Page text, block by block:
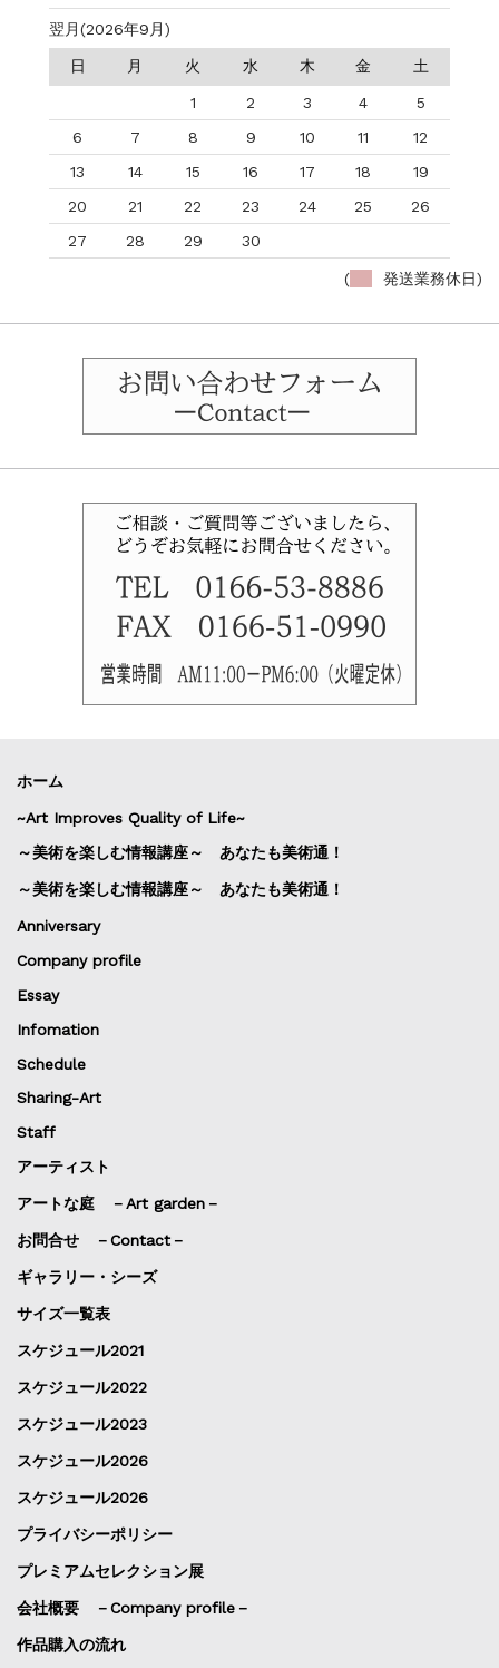
翌月(2026年9月)
日 月 火 水 木 金 土
1 2 3 4
5
6
7 8 9 10 11
12
13
14 15 16 17 18
19
20
21 22 23 24 25
26
27
28 29 30
( 発送業務休日)
ホーム
~Art Improves Quality of Life~
～美術を楽しむ情報講座～ あなたも美術通！
～美術を楽しむ情報講座～ あなたも美術通！
Anniversary
Company profile
Essay
Infomation
Schedule
Sharing-Art
Staff
アーティスト
アートな庭 －Art garden－
お問合せ －Contact－
ギャラリー・シーズ
サイズ一覧表
スケジュール2021
スケジュール2022
スケジュール2023
スケジュール2026
スケジュール2026
プライバシーポリシー
プレミアムセレクション展
会社概要 －Company profile－
作品購入の流れ